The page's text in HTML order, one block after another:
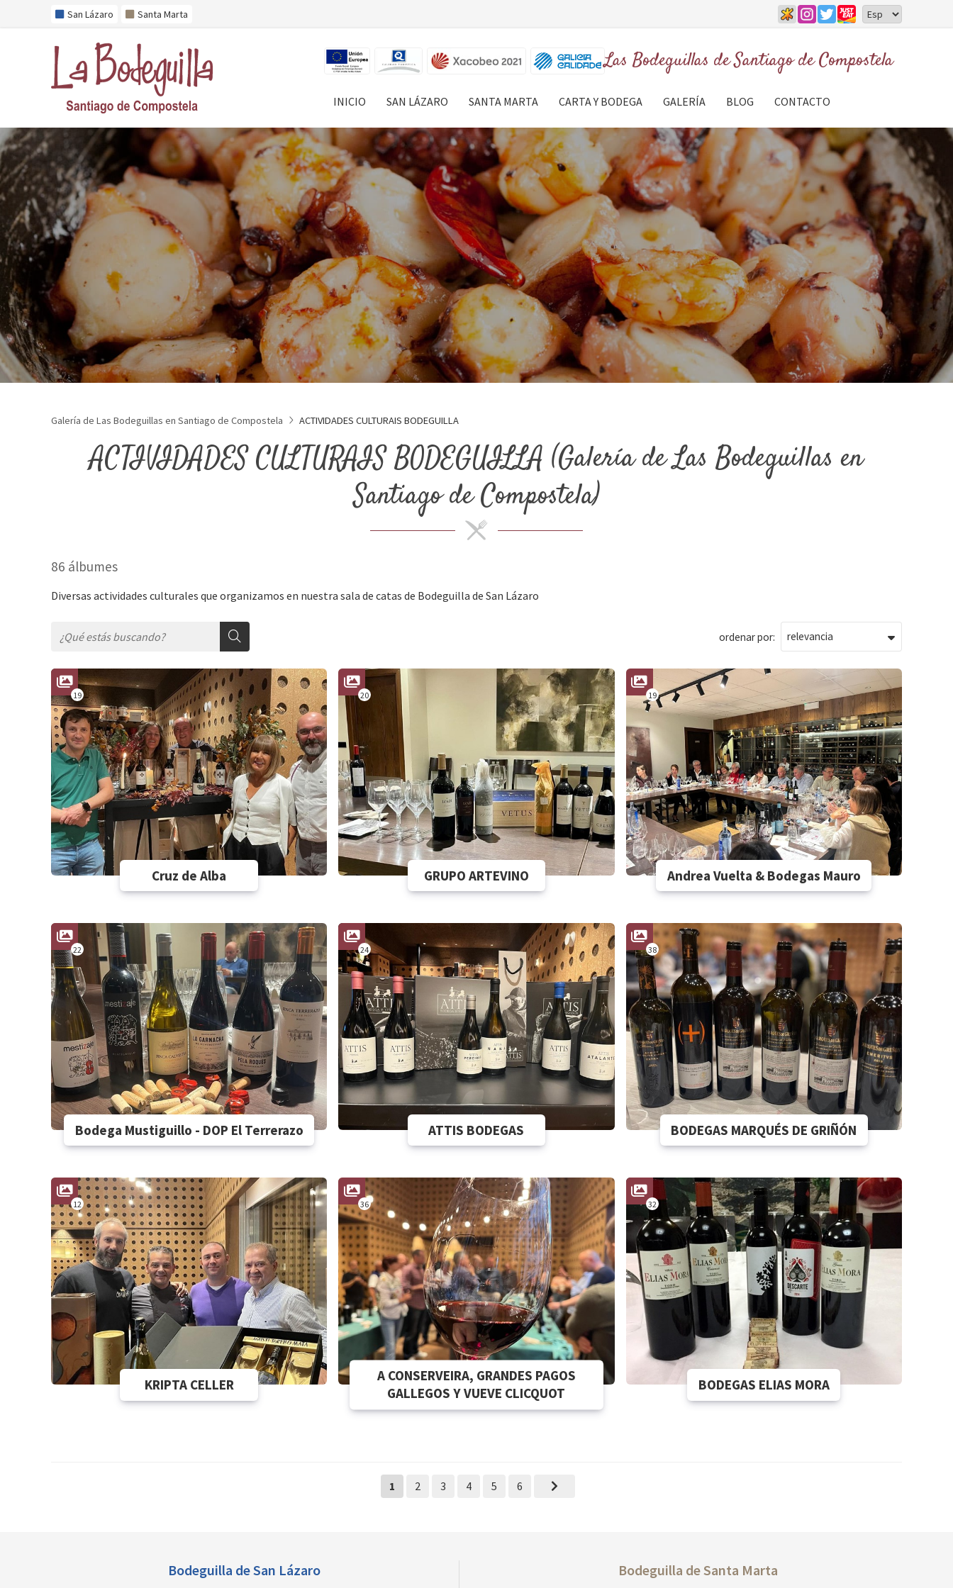
San Lázaro Santa Marta
Las Bodeguillas deSantiago de Compostela
INICIO SAN LÁZARO SANTA MARTA CARTA Y BODEGA GALERÍA BLOG CONTACTO
Galería de Las Bodeguillas en Santiago de Compostela ACTIVIDADES CULTURAIS BODEGUILLA
ACTIVIDADES CULTURAIS BODEGUILLA (Galería de Las Bodeguillas en
Santiago de Compostela)
86 álbumes
Diversas actividades culturales que organizamos en nuestra sala de catas de Bodeguilla de San Lázaro
ordenar por:
Cruz de Alba
19
GRUPO ARTEVINO
20
Andrea Vuelta & Bodegas Mauro
19
Bodega Mustiguillo - DOP El Terrerazo
22
ATTIS BODEGAS
24
BODEGAS MARQUÉS DE GRIÑÓN
38
KRIPTA CELLER
12
A CONSERVEIRA, GRANDES PAGOS
GALLEGOS Y VUEVE CLICQUOT
36
BODEGAS ELIAS MORA
32
1 2 3 4 5 6
Bodeguilla deSan Lázaro Bodeguilla deSanta Marta